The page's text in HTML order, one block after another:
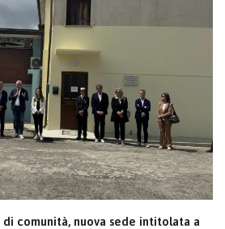
comunità, nuova sede intitolata a